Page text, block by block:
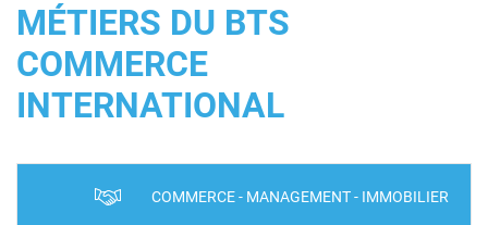
MÉTIERS DU BTS
COMMERCE
INTERNATIONAL
COMMERCE - MANAGEMENT - IMMOBILIER